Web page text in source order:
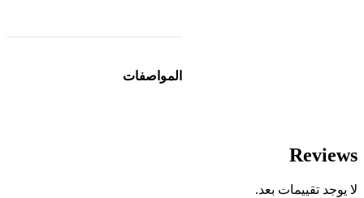
المواصفات
Reviews
لا يوجد تقييمات بعد.